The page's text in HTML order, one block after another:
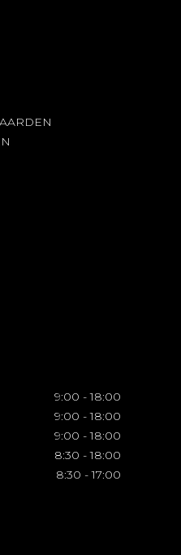
9:00 - 18:00
9:00 - 18:00
9:00 - 18:00
8:30 - 18:00
8:30 - 17:00